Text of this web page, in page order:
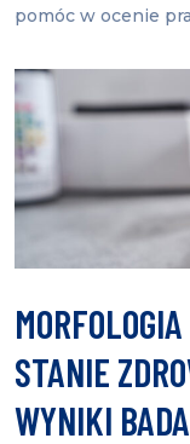
pomóc w ocenie
STANIE
WYNIKI